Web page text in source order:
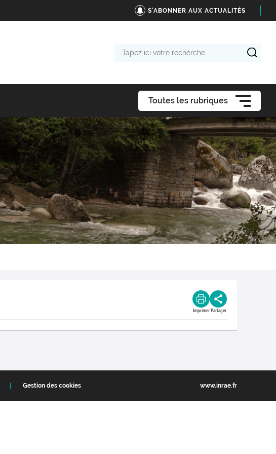
S'ABONNER AUX ACTUALITÉS
Toutes les rubriques
Imprimer Partager
Gestion des cookies www.inrae.fr